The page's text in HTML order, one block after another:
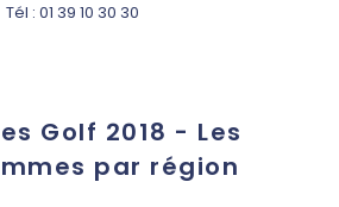
Tél : 01 39 10 30 30
Golf 2018 - Les
par région